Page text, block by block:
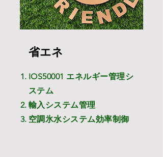
省エネ
IOS50001 エネルギー管理シ
ステム
輸入システム管理
​空調氷水システム効率制御